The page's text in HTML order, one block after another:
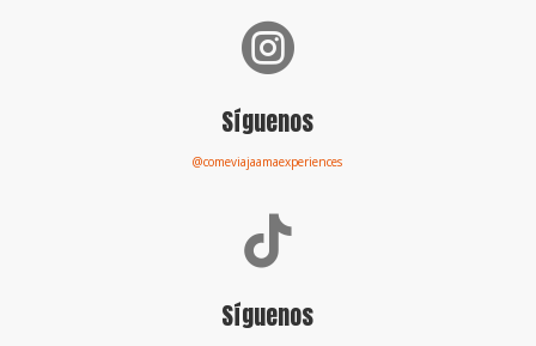

Síguenos
@comeviajaamaexperiences

Síguenos